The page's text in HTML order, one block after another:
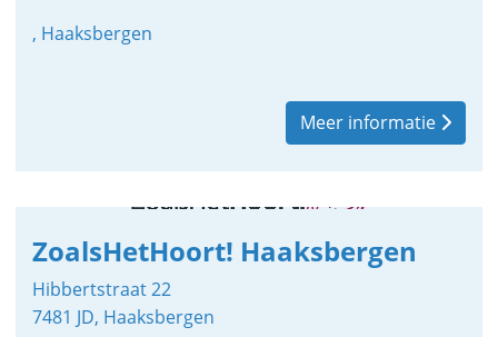
, Haaksbergen
Meer informatie
ZoalsHetHoort! Haaksbergen
Hibbertstraat 22
7481 JD, Haaksbergen